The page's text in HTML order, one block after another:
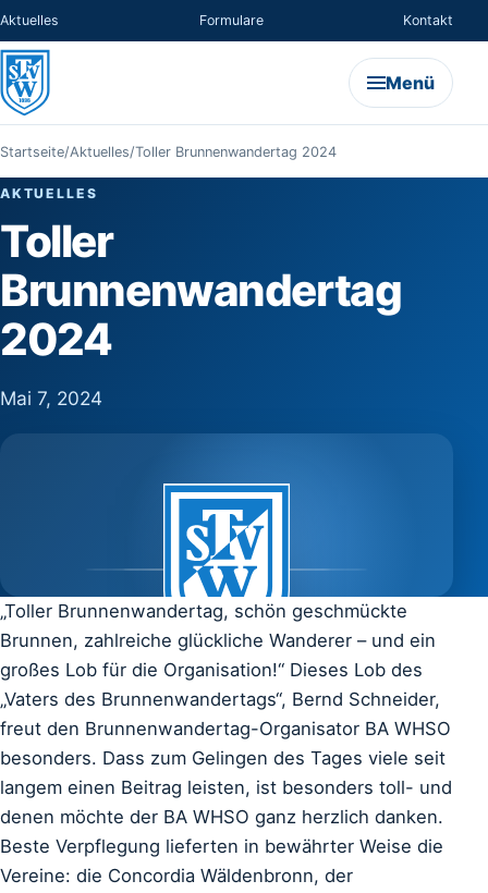
Aktuelles Formulare Kontakt
Menü
Startseite/Aktuelles/Toller Brunnenwandertag 2024
AKTUELLES
Toller
Brunnenwandertag
2024
Mai 7, 2024
SEIT 1896
„Toller Brunnenwandertag, schön geschmückte
Brunnen, zahlreiche glückliche Wanderer – und ein
großes Lob für die Organisation!“ Dieses Lob des
„Vaters des Brunnenwandertags“, Bernd Schneider,
freut den Brunnenwandertag-Organisator BA WHSO
besonders. Dass zum Gelingen des Tages viele seit
langem einen Beitrag leisten, ist besonders toll- und
denen möchte der BA WHSO ganz herzlich danken.
Beste Verpflegung lieferten in bewährter Weise die
Vereine: die Concordia Wäldenbronn, der